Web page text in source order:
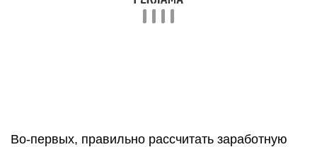
Во-первых, правильно рассчитать заработную